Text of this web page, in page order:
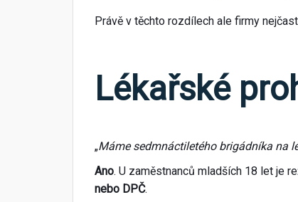
Právě v těchto rozdílech ale firmy
Lékařské
„Máme sedmnáctiletého brigádníka na
Ano. U zaměstnanců mladších 18 let je
nebo DPČ.